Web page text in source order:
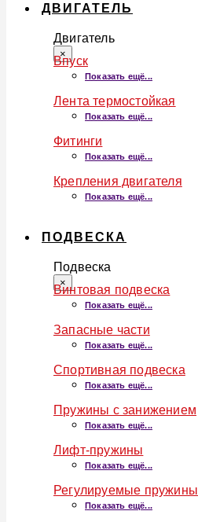
ДВИГАТЕЛЬ
Двигатель
×
Впуск
Показать ещё...
Лента термостойкая
Показать ещё...
Фитинги
Показать ещё...
Крепления двигателя
Показать ещё...
ПОДВЕСКА
Подвеска
×
Винтовая подвеска
Показать ещё...
Запасные части
Показать ещё...
Спортивная подвеска
Показать ещё...
Пружины с занижением
Показать ещё...
Лифт-пружины
Показать ещё...
Регулируемые пружины
Показать ещё...